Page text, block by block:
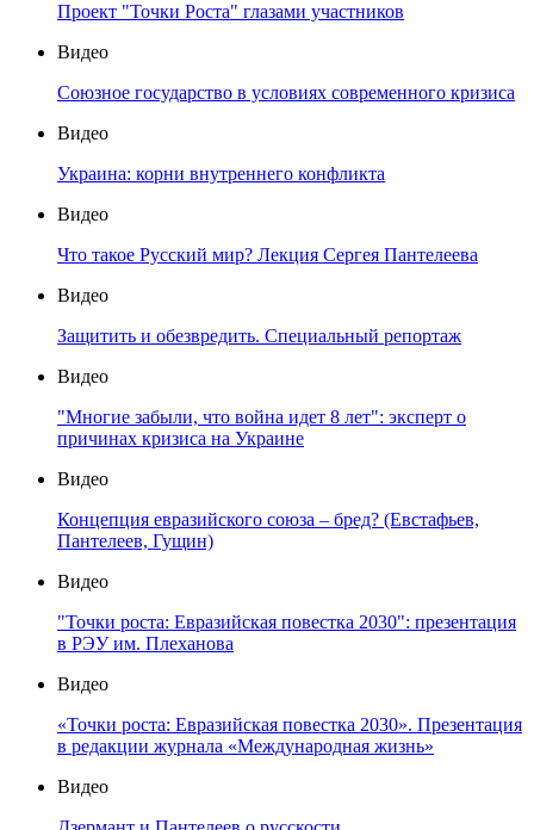
Проект "Точки Роста" глазами участников
Видео
Союзное государство в условиях современного кризиса
Видео
Украина: корни внутреннего конфликта
Видео
Что такое Русский мир? Лекция Сергея Пантелеева
Видео
Защитить и обезвредить. Специальный репортаж
Видео
"Многие забыли, что война идет 8 лет": эксперт о
причинах кризиса на Украине
Видео
Концепция евразийского союза – бред? (Евстафьев,
Пантелеев, Гущин)
Видео
"Точки роста: Евразийская повестка 2030": презентация
в РЭУ им. Плеханова
Видео
«Точки роста: Евразийская повестка 2030». Презентация
в редакции журнала «Международная жизнь»
Видео